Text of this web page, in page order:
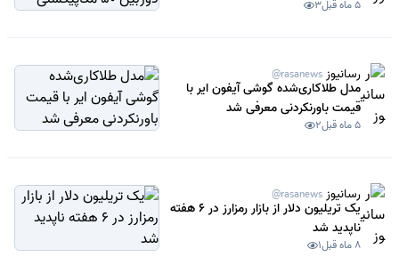
5 ماه قبل 3
رسانیوز @rasanews
مدل طلاکاری‌شده گوشی آیفون ایر با
قیمت باورنکردنی معرفی شد
5 ماه قبل 2
رسانیوز @rasanews
یک تریلیون دلار از بازار رمزارز در 6 هفته
ناپدید شد
8 ماه قبل 1